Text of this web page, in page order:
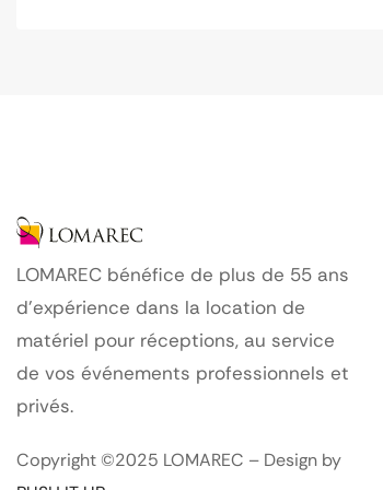
LOMAREC bénéfice de plus de 55 ans
d’expérience dans la location de
matériel pour réceptions, au service
de vos événements professionnels et
privés.
Copyright ©2025 LOMAREC – Design by